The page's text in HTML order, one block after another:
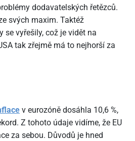
dodavatelských řetězců.
svých maxim. Taktéž
se vyřešily, což je vidět na
tak zřejmě má to nejhorší za
v eurozóně dosáhla 10,6 %,
Z tohoto údaje vidíme, že EU
za sebou. Důvodů je hned